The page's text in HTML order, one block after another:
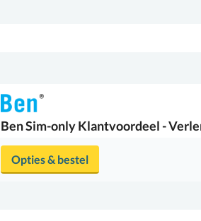
BenSim-only Klantvoordeel -
Opties & bestel